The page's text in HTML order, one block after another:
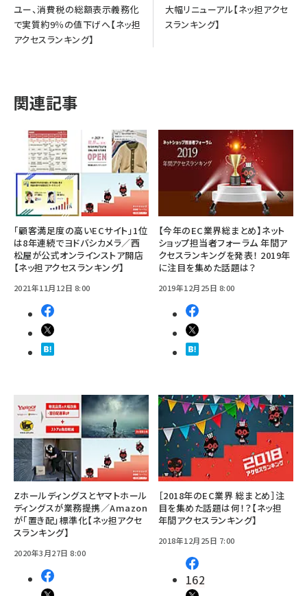
ユー、消費税の総額表示義務化
で実質約9％の値下げへ【ネッ担
アクセスランキング】
大幅リニューアル【ネッ担アクセ
スランキング】
関連記事
「顧客満足度の高いECサイト」1位
は8年連続でヨドバシカメラ／西
松屋が公式オンラインストア開店
【ネッ担アクセスランキング】
2021年11月12日 8:00
【今年のEC業界総まとめ】ネット
ショップ担当者フォーラム 年間ア
クセスランキングを発表！ 2019年
に注目を集めた話題は？
2019年12月25日 8:00
Zホールディングスとヤマトホール
ディングスが業務提携／Amazon
が「置き配」標準化【ネッ担アクセ
スランキング】
2020年3月27日 8:00
［2018年のEC業界 総まとめ］注
目を集めた話題は何！？【ネッ担
年間アクセスランキング】
2018年12月25日 7:00
162